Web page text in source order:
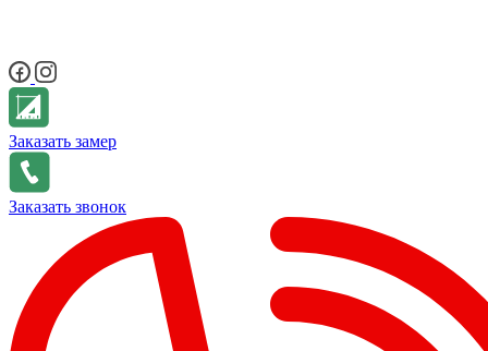
Заказать замер
Заказать звонок